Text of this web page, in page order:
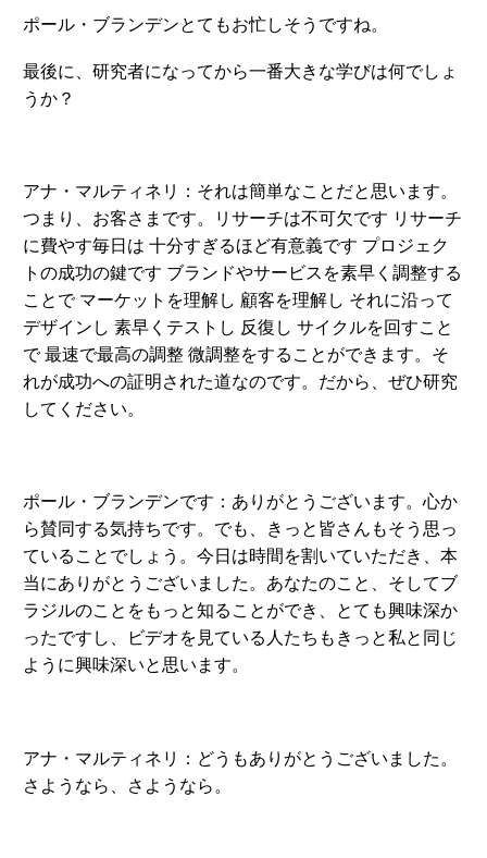
ポール・ブランデンとてもお忙しそうですね。
最後に、研究者になってから一番大きな学びは何でしょ
うか？
アナ・マルティネリ：それは簡単なことだと思います。
つまり、お客さまです。リサーチは不可欠です リサーチ
に費やす毎日は 十分すぎるほど有意義です プロジェク
トの成功の鍵です ブランドやサービスを素早く調整する
ことで マーケットを理解し 顧客を理解し それに沿って
デザインし 素早くテストし 反復し サイクルを回すこと
で 最速で最高の調整 微調整をすることができます。そ
れが成功への証明された道なのです。だから、ぜひ研究
してください。
ポール・ブランデンです：ありがとうございます。心か
ら賛同する気持ちです。でも、きっと皆さんもそう思っ
ていることでしょう。今日は時間を割いていただき、本
当にありがとうございました。あなたのこと、そしてブ
ラジルのことをもっと知ることができ、とても興味深か
ったですし、ビデオを見ている人たちもきっと私と同じ
ように興味深いと思います。
アナ・マルティネリ：どうもありがとうございました。
さようなら、さようなら。